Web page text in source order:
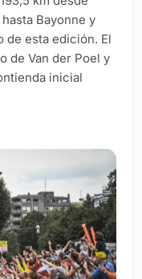
Bayonne y
de esta edición. El
de Van der Poel y
inicial